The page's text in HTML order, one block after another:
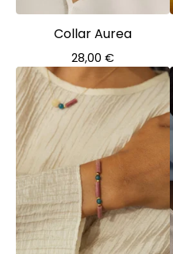
Collar Aurea
28,00 €